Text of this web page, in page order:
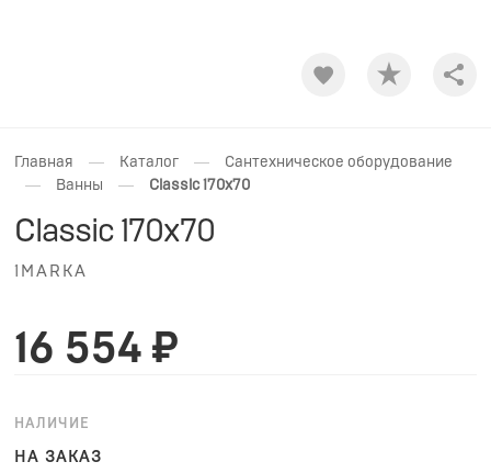
Главная — Каталог — Сантехническое оборудование
— Ванны — Classic 170x70
Classic 170x70
1MARKA
16 554 ₽
НАЛИЧИЕ
НА ЗАКАЗ